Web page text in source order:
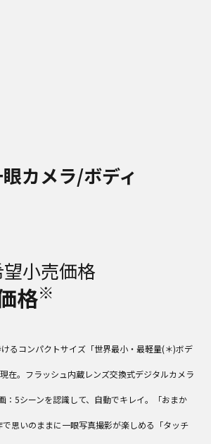
カメラ/ボディ
小売価格
格※
るコンパクトサイズ「世界最小・最軽量(＊)ボデ
在。フラッシュ内蔵レンズ交換式デジタルカメラ
：5シーンを認識して、自動でキレイ。「おまか
思いのままに一眼写真撮影が楽しめる「タッチ